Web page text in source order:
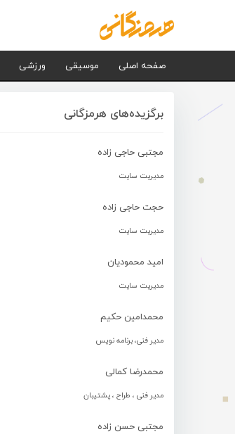
صفحه اصلی موسیقی ورزشی
برگزیده‌های هرمزگانی
مجتبی حاجی زاده
مدیریت سایت
حجت حاجی زاده
مدیریت سایت
امید محمودیان
مدیریت سایت
محمدامین حکیم
مدیر فنی، برنامه نویس
محمدرضا کمالی
مدیر فنی ، طراح ، پشتیبان
مجتبی حسن زاده